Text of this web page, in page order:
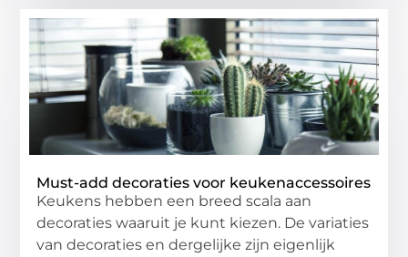
Must-add decoraties voor keukenaccessoires
Keukens hebben een breed scala aan
decoraties waaruit je kunt kiezen. De variaties
van decoraties en dergelijke zijn eigenlijk